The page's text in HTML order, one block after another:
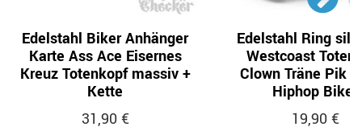
Edelstahl Biker Anhänger
Karte Ass Ace Eisernes
Kreuz Totenkopf massiv +
Kette
31,90 €
Edelstahl Ring
Westcoast
Clown Träne Pik
Hiphop Biker
19,90 €